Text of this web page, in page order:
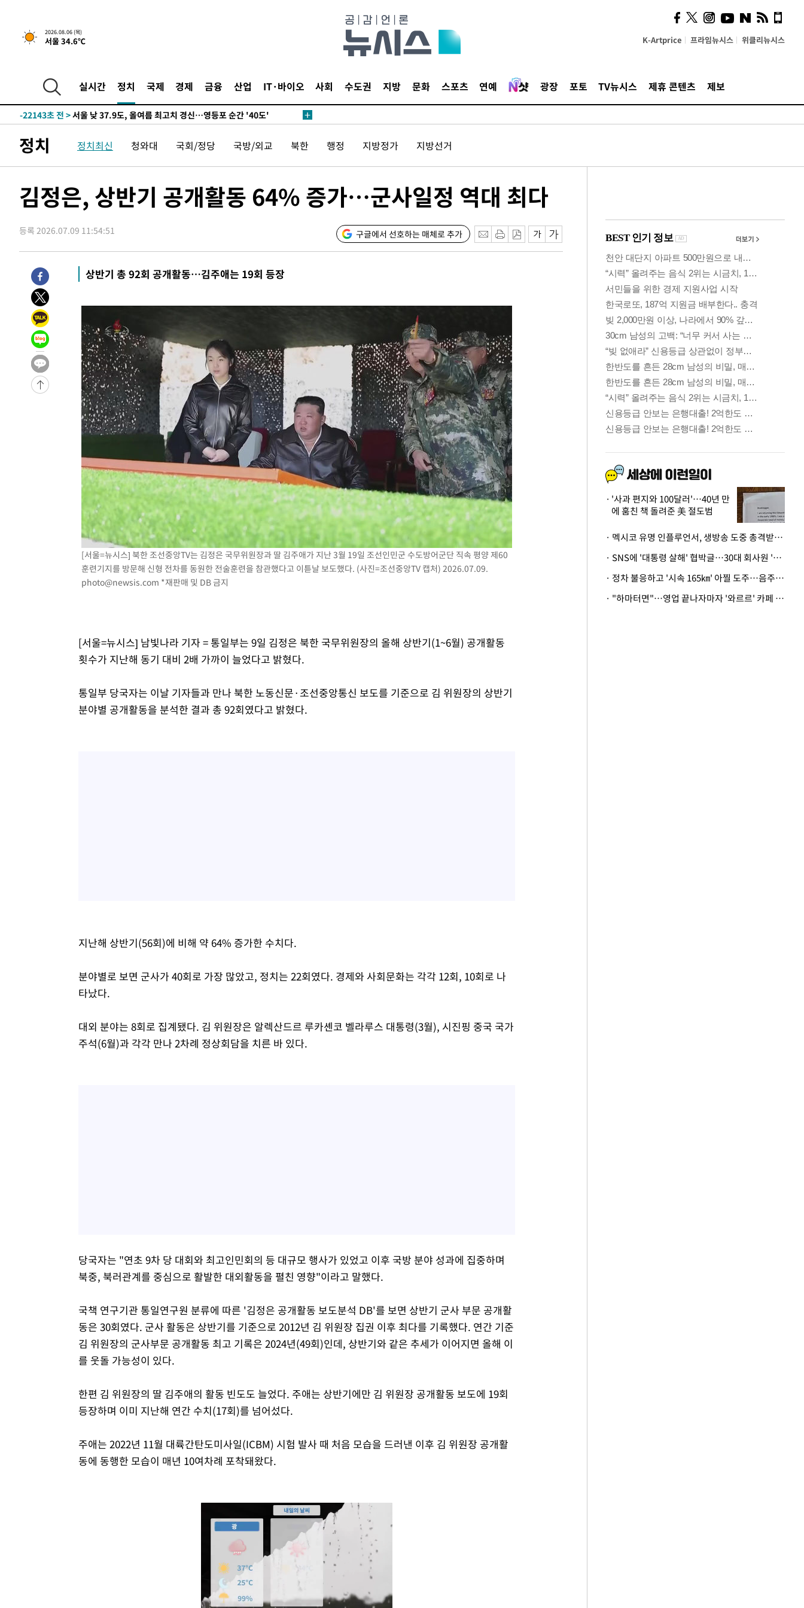
2026.08.06 (목)
서울 34.6℃ K-Artprice 프라임뉴시스 위클리뉴시스
실시간 정치 국제 경제 금융 산업 IT·바이오 사회 수도권 지방 문화 스포츠 연예 광장 포토 TV뉴시스 제휴 콘텐츠 제보
-23459초 전 >[속보]합참 "북, 동해상으로 미상 발사체 발사"
-22855초 전 >'낮 최고 39도' 불볕더위…한밤 열대야도 계속[내일날씨]
-22476초 전 >
"韓 외환시장 개입 관측 배경엔 美의 대한국 무역적자 있어"
-22303초 전 >
-22143초 전 >서울 낮 37.9도, 올여름 최고치 경신…영등포 순간 '40도'
-17800초 전 >
[속보]코스닥, 800p 회복…0.26% 오른 801.67 마감
-17730초 전 >[속보]코스피, 301.88포인트(4.58%) 내린 6296.38 마감
-15194초 전 >"여기 떨어졌다"…다누리, 스페이스X 로켓 달 충돌 흔적 포착
-4840초 전 >내일까지 39도 '펄펄'…기상청 "태풍 지나며 폭염 잠시 꺾인다"
-4477초 전 >트럼프, 한국계 진보 주지사 후보 맹공…"공산주의가 최대 위협"
-4455초 전 >
"美간섭에 합의 지연"…트럼프, '이란 호르무즈 통제권' 수용할까
-975초 전 >
[속보]산업장관 "李정부, 원전 반대 안해…안정 전력 위해 불가피"
5분 전 >[속보]경찰, '홍명보 선임 논란' 대한축구협회·축구회관 등 압수수색
-25895초 전 >
-25643초 전 >
日방위성, 北이 동해로 쏜 발사체는 탄도미사일 가능성
-24073초 전 >
[속보] SKT, 에이닷 서비스 장애 발생…"원인 파악 중"
-23479초 전 >
[속보]합참 "북, 동해상으로 미상 발사체 발사"
-22875초 전 >
'낮 최고 39도' 불볕더위…한밤 열대야도 계속[내일날씨]
[속보]7~9일 프로야구 3연전도 폭염 취소…11일 재개
"韓 외환시장 개입 관측 배경엔 美의 대한국 무역적자 있어"
'월드컵 탈락 후폭풍' 축구협회…초유의 압수수색에 '충격·당황'
서울 낮 37.9도, 올여름 최고치 경신…영등포 순간 '40도'
[속보]종합특검, 대검 추가 압수수색…내란 중요임무종사 혐의
[속보]코스닥, 800p 회복…0.26% 오른 801.67 마감
[속보]코스피, 301.88포인트(4.58%) 내린 6296.38 마감
[속보]원·달러 환율, 0.7원 내린 1423.8원 마감
"여기 떨어졌다"…다누리, 스페이스X 로켓 달 충돌 흔적 포착
손흥민, 5경기 연속골 실패…LAFC는 승부차기 끝 과달라하라 격파
내일까지 39도 '펄펄'…기상청 "태풍 지나며 폭염 잠시 꺾인다"
트럼프, 한국계 진보 주지사 후보 맹공…"공산주의가 최대 위협"
정치 정치최신 청와대 국회/정당 국방/외교 북한 행정 지방정가 지방선거
김정은, 상반기 공개활동 64% 증가…군사일정 역대 최다
등록 2026.07.09 11:54:51 구글에서 선호하는 매체로 추가
상반기 총 92회 공개활동…김주애는 19회 등장
[서울=뉴시스] 북한 조선중앙TV는 김정은 국무위원장과 딸 김주애가 지난 3월 19일 조선인민군 수도방어군단 직속 평양 제60
훈련기지를 방문해 신형 전차를 동원한 전술훈련을 참관했다고 이튿날 보도했다. (사진=조선중앙TV 캡처) 2026.07.09.
photo@newsis.com *재판매 및 DB 금지
[서울=뉴시스] 남빛나라 기자 = 통일부는 9일 김정은 북한 국무위원장의 올해 상반기(1~6월) 공개활동
횟수가 지난해 동기 대비 2배 가까이 늘었다고 밝혔다.
통일부 당국자는 이날 기자들과 만나 북한 노동신문·조선중앙통신 보도를 기준으로 김 위원장의 상반기
분야별 공개활동을 분석한 결과 총 92회였다고 밝혔다.
지난해 상반기(56회)에 비해 약 64% 증가한 수치다.
분야별로 보면 군사가 40회로 가장 많았고, 정치는 22회였다. 경제와 사회문화는 각각 12회, 10회로 나
타났다.
대외 분야는 8회로 집계됐다. 김 위원장은 알렉산드르 루카셴코 벨라루스 대통령(3월), 시진핑 중국 국가
주석(6월)과 각각 만나 2차례 정상회담을 치른 바 있다.
당국자는 "연초 9차 당 대회와 최고인민회의 등 대규모 행사가 있었고 이후 국방 분야 성과에 집중하며
북중, 북러관계를 중심으로 활발한 대외활동을 펼친 영향"이라고 말했다.
국책 연구기관 통일연구원 분류에 따른 '김정은 공개활동 보도분석 DB'를 보면 상반기 군사 부문 공개활
동은 30회였다. 군사 활동은 상반기를 기준으로 2012년 김 위원장 집권 이후 최다를 기록했다. 연간 기준
김 위원장의 군사부문 공개활동 최고 기록은 2024년(49회)인데, 상반기와 같은 추세가 이어지면 올해 이
를 웃돌 가능성이 있다.
한편 김 위원장의 딸 김주애의 활동 빈도도 늘었다. 주애는 상반기에만 김 위원장 공개활동 보도에 19회
등장하며 이미 지난해 연간 수치(17회)를 넘어섰다.
주애는 2022년 11월 대륙간탄도미사일(ICBM) 시험 발사 때 처음 모습을 드러낸 이후 김 위원장 공개활
동에 동행한 모습이 매년 10여차례 포착돼왔다.
의견, 국토부·LH에 충실히
전달할 것"
'사과 편지와 100달러'…40년 만
에 훔친 책 돌려준 美 절도범
· 멕시코 유명 인플루언서, 생방송 도중 총격받아 사망
· SNS에 '대통령 살해' 협박글…30대 회사원 '불구속 송치'
· 정차 불응하고 '시속 165㎞' 아찔 도주…음주운전자 체포
· "하마터면"…영업 끝나자마자 '와르르' 카페 테라스 덮친 대리석 외벽